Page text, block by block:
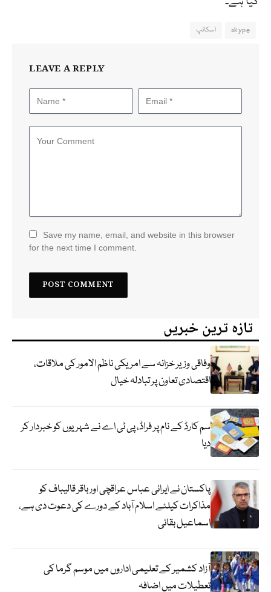
skype اسکائپ
LEAVE A REPLY
Save my name, email, and website in this browser
for the next time I comment.
تازہ ترین خبریں
وفاقی وزیر خزانہ سے امریکی ناظم الامور کی ملاقات،
اقتصادی تعاون پر تبادلہ خیال
سم کارڈ کے نام پر فراڈ، پی ٹی اے نے شہریوں کو خبردار کر
دیا
پاکستان نے ایرانی عباس عراقچی اورباقر قالیباف کو
مذاکرات کیلئے اسلام آباد کے دورے کی دعوت دی ہے،
اسماعیل بقائی
آزاد کشمیر کے تعلیمی اداروں میں موسم گرما کی
تعطیلات میں اضافہ